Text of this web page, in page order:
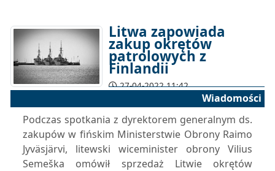
Litwa zapowiada
zakup okrętów
patrolowych z
Finlandii
27-04-2022 11:42
Wiadomości
Podczas spotkania z dyrektorem generalnym ds.
zakupów w fińskim Ministerstwie Obrony Raimo
Jyväsjärvi, litewski wiceminister obrony Vilius
Semeška omówił sprzedaż Litwie okrętów